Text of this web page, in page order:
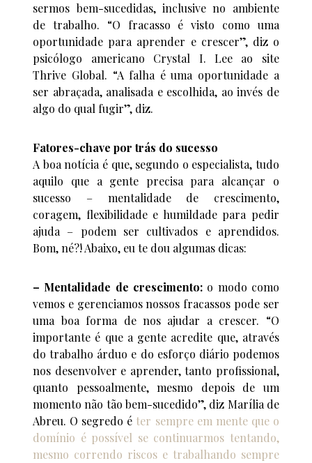
sermos bem-sucedidas, inclusive no ambiente
de trabalho. “O fracasso é visto como uma
oportunidade para aprender e crescer”, diz o
psicólogo americano Crystal I. Lee ao site
Thrive Global. “A falha é uma oportunidade a
ser abraçada, analisada e escolhida, ao invés de
algo do qual fugir”, diz.
Fatores-chave por trás do sucesso
A boa notícia é que, segundo o especialista, tudo
aquilo que a gente precisa para alcançar o
sucesso – mentalidade de crescimento,
coragem, flexibilidade e humildade para pedir
ajuda – podem ser cultivados e aprendidos.
Bom, né?! Abaixo, eu te dou algumas dicas:
– Mentalidade de crescimento: o modo como
vemos e gerenciamos nossos fracassos pode ser
uma boa forma de nos ajudar a crescer. “O
importante é que a gente acredite que, através
do trabalho árduo e do esforço diário podemos
nos desenvolver e aprender, tanto profissional,
quanto pessoalmente, mesmo depois de um
momento não tão bem-sucedido”, diz Marília de
Abreu. O segredo é ter sempre em mente que o
domínio é possível se continuarmos tentando,
mesmo correndo riscos e trabalhando sempre